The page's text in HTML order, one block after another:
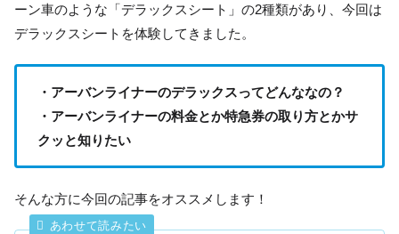
ーン車のような「デラックスシート」の2種類があり、今回は
デラックスシートを体験してきました。
・アーバンライナーのデラックスってどんななの？
・アーバンライナーの料金とか特急券の取り方とかサ
クッと知りたい
そんな方に今回の記事をオススメします！